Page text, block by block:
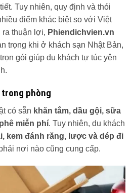
Tuy nhiên, quy định và thói
điểm khác biệt so với Việt
ra thuận lợi, Phiendichvien.vn
trọng khi ở khách sạn Nhật Bản,
gói giúp du khách tự túc yên
phòng
có sẵn khăn tắm, dầu gội, sữa
miễn phí. Tuy nhiên, du khách
kem đánh răng, lược và dép đi
nơi nào cũng cung cấp.